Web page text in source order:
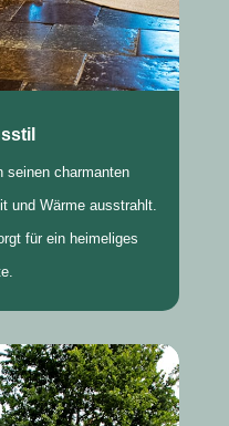
seinen charmanten
und Wärme ausstrahlt.
für ein heimeliges